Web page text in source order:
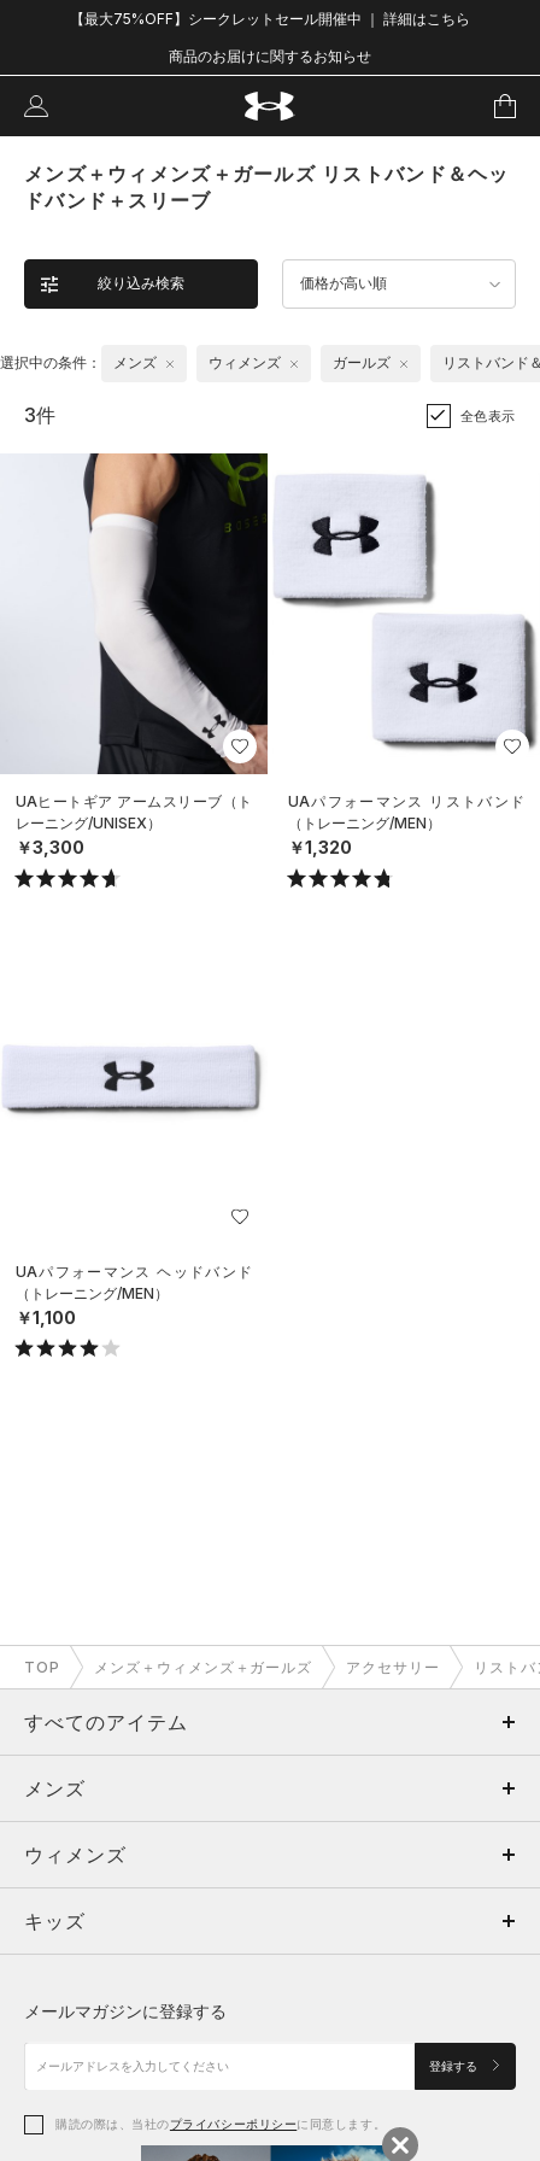
【最大75%OFF】シークレットセール開催中 ｜ 詳細はこちら
商品のお届けに関するお知らせ
メンズ＋ウィメンズ＋ガールズ リストバンド＆ヘッ
ドバンド＋スリーブ
絞り込み検索 価格が高い順
選択中の条件： メンズ ウィメンズ ガールズ リストバンド
3件 全色表示
UAヒートギア アームスリーブ（ト
レーニング/UNISEX）
￥3,300
UAパフォーマンス リストバンド
（トレーニング/MEN）
￥1,320
UAパフォーマンス ヘッドバンド
（トレーニング/MEN）
￥1,100
TOP メンズ＋ウィメンズ＋ガールズ アクセサリー リスト
すべてのアイテム
メンズ
ウィメンズ
キッズ
アクセサリー
メンズ
トップス
ボトムス
アクセサリー
ウィメンズ
トップス
シューズ
アクセサリー
キッズ
シューズ
メールマガジンに登録する
登録する
購読の際は、当社のプライバシーポリシーに同意します。